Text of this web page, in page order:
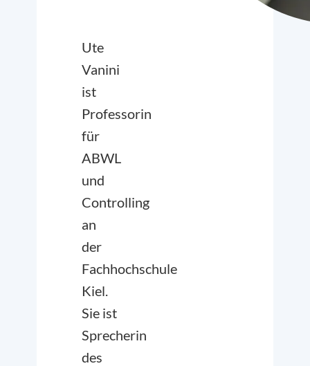
Ute
Vanini
ist
Professorin
für
ABWL
und
Controlling
an
der
Fachhochschule
Kiel.
Sie ist
Sprecherin
des